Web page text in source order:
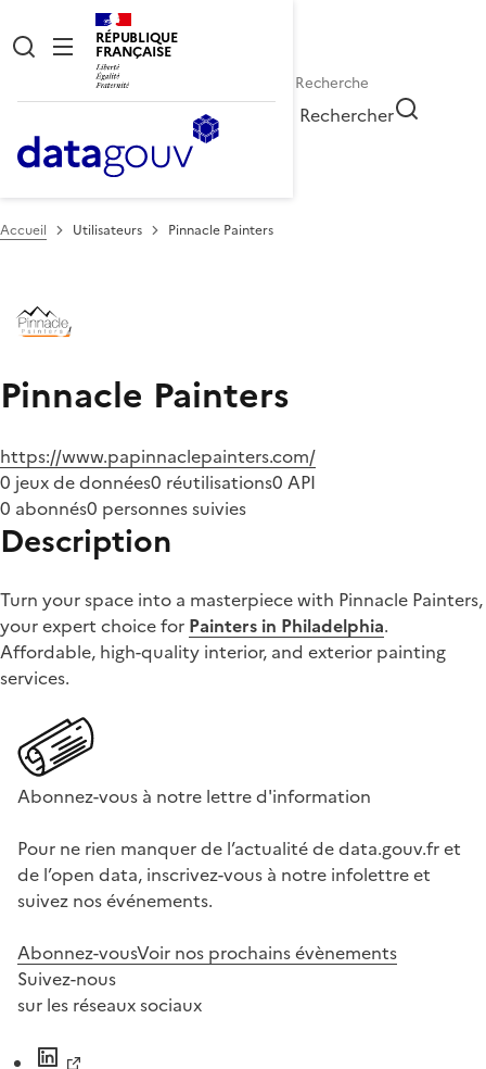
RÉPUBLIQUE
FRANÇAISE
Rechercher
Accueil Utilisateurs Pinnacle Painters
Pinnacle Painters
https://www.papinnaclepainters.com/
0 jeux de données0 réutilisations0 API
0 abonnés0 personnes suivies
Description
Turn your space into a masterpiece with Pinnacle Painters,
your expert choice for Painters in Philadelphia.
Affordable, high-quality interior, and exterior painting
services.
Abonnez-vous à notre lettre d'information
Pour ne rien manquer de l’actualité de data.gouv.fr et
de l’open data, inscrivez-vous à notre infolettre et
suivez nos événements.
Abonnez-vousVoir nos prochains évènements
Suivez-nous
sur les réseaux sociaux